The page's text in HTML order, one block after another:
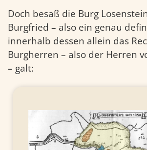
Doch besaß die Burg
Burgfried – also ein genau
innerhalb dessen allein das
Burgherren – also der Herren
– galt: